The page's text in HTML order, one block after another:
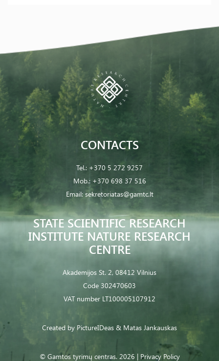
STATE SCIENTIFIC RESEARCH
INSTITUTE NATURE RESEARCH
CENTRE
Akademijos St. 2, 08412 Vilnius
Code 302470603
VAT number LT100005107912
CONTACTS
Tel.: +370 5 272 9257
Mob.: +370 698 37 516
Email: sekretoriatas@gamtc.lt
© Gamtos tyrimų centras. 2026 | Privacy Policy
Created by PictureIDeas & Matas Jankauskas